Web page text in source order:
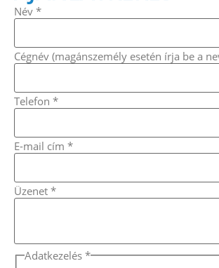
Üzenet E-
mail
Név *
Cégnév (magánszemély esetén írja be a
Telefon *
E-mail cím *
Üzenet *
Adatkezelés*